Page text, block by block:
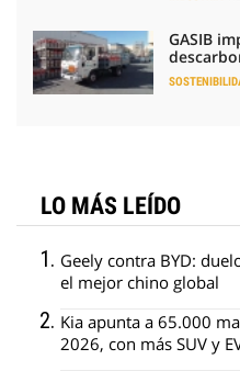
GASIB
LO MÁS LEÍDO
Geely contra BYD:
el mejor chino global
Kia apunta a 65.000
2026, con más SUV y